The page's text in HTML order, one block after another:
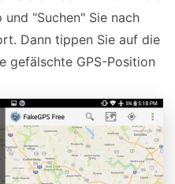
und "Suchen" Sie nach
Dann tippen Sie auf die
gefälschte GPS-Position